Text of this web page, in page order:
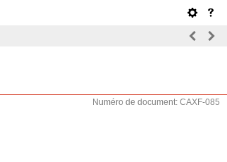
Numéro de document: CAXF-085